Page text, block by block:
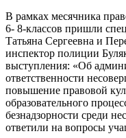
В рамках месячника
6- 8-классов пришли
Татьяна Сергеевна и
инспектор полиции
выступления: «Об
ответственности
повышение правовой
образовательного
безнадзорности среди
ответили на вопросы